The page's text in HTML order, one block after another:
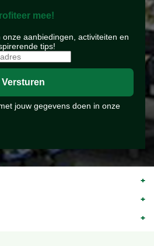
mee!
aanbiedingen, activiteiten en
tips!
jouw gegevens doen in onze